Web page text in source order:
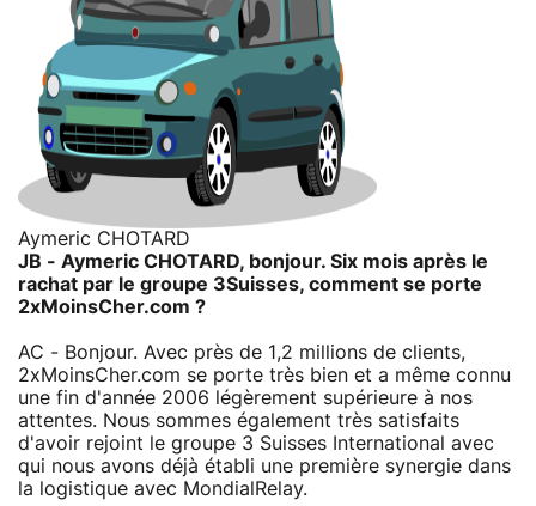
Aymeric CHOTARD
JB - Aymeric CHOTARD, bonjour. Six mois après le
rachat par le groupe 3Suisses, comment se porte
2xMoinsCher.com ?
AC - Bonjour. Avec près de 1,2 millions de clients,
2xMoinsCher.com se porte très bien et a même connu
une fin d'année 2006 légèrement supérieure à nos
attentes. Nous sommes également très satisfaits
d'avoir rejoint le groupe 3 Suisses International avec
qui nous avons déjà établi une première synergie dans
la logistique avec MondialRelay.